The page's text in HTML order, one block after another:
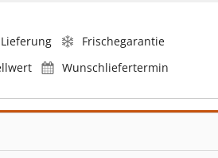
Frischegarantie
Wunschliefertermin